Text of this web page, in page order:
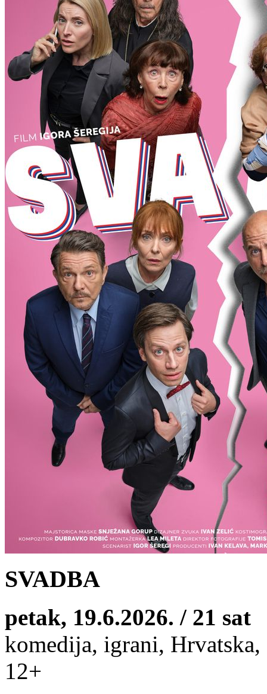
SVADBA
petak, 19.6.2026. / 21 sat
komedija, igrani,
12+